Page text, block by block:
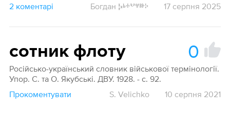
2 коментарі Богдан Ⰽⱃⰰⰲⱍⱆⰽ 17 серпня 2025
сотник флоту 0
Російсько-український словник військової термінології.
Упор. С. та О. Якубські. ДВУ. 1928. - с. 92.
Прокоментувати
S. Velichko 10 серпня 2021